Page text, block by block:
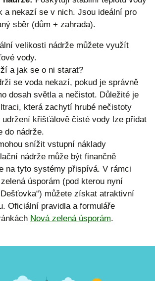
a nekazí se v nich. Jsou ideální pro
sběr (dům + zahrada).
velikosti nádrže můžete využít
vody.
a jak se o ni starat?
se voda nekazí, pokud je správně
dosah světla a nečistot. Důležité je
která zachytí hrubé nečistoty
křišťálově čisté vody lze přidat
do nádrže.
snížit vstupní náklady
nádrže může být finančně
na tyto systémy přispívá. V rámci
úsporám (pod kterou nyní
můžete získat atraktivní
Oficiální pravidla a formuláře
Nová zelená úsporám.